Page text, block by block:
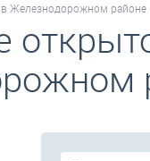
Железнодорожном районе